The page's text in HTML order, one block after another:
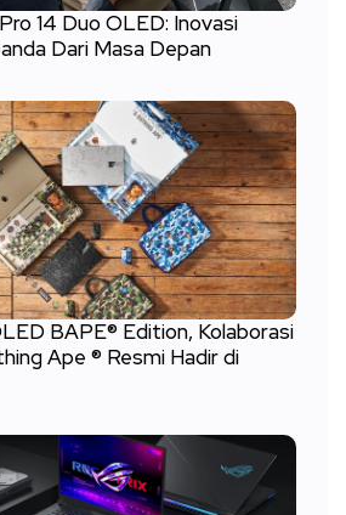
14 Duo OLED: Inovasi
Dari Masa Depan
BAPE® Edition, Kolaborasi
Ape ® Resmi Hadir di